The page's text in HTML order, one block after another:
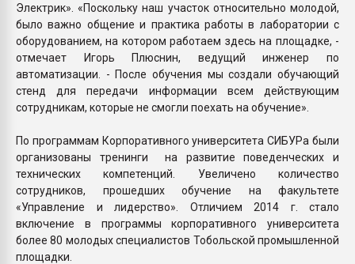
Электрик». «Поскольку наш участок относительно молодой,
было важно общение и практика работы в лаборатории с
оборудованием, на котором работаем здесь на площадке, -
отмечает Игорь Плюснин, ведущий инженер по
автоматизации. - После обучения мы создали обучающий
стенд для передачи информации всем действующим
сотрудникам, которые не смогли поехать на обучение».
По программам Корпоративного университета СИБУРа были
организованы тренинги на развитие поведенческих и
технических компетенций. Увеличено количество
сотрудников, прошедших обучение на факультете
«Управление и лидерство». Отличием 2014 г. стало
включение в программы корпоративного университета
более 80 молодых специалистов Тобольской промышленной
площадки.